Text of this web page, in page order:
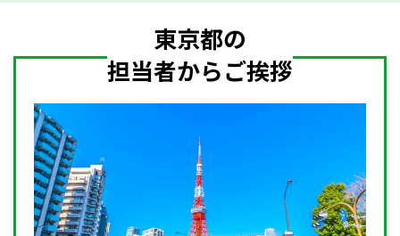
東京都の
担当者からご挨拶